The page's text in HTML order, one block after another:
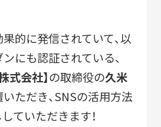
ランド認証飲食店メニュー
ーパートナー
的に発信されていて、以
にも認証されている、
式会社】の取締役の久米
ただき、SNSの活用方法
ていただきます！